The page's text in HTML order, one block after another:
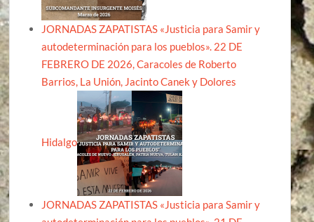
JORNADAS ZAPATISTAS «Justicia para Samir y
autodeterminación para los pueblos». 22 DE
FEBRERO DE 2026, Caracoles de Roberto
Barrios, La Unión, Jacinto Canek y Dolores
Hidalgo
JORNADAS ZAPATISTAS «Justicia para Samir y